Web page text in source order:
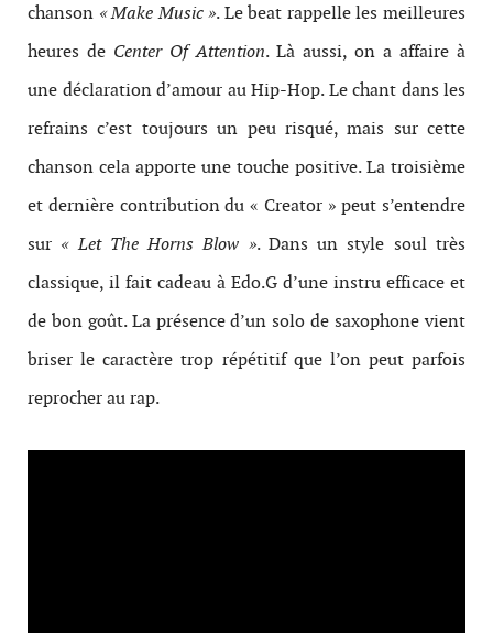
chanson « Make Music ». Le beat rappelle les meilleures
heures de Center Of Attention. Là aussi, on a affaire à
une déclaration d’amour au Hip-Hop. Le chant dans les
refrains c’est toujours un peu risqué, mais sur cette
chanson cela apporte une touche positive. La troisième
et dernière contribution du « Creator » peut s’entendre
sur « Let The Horns Blow ». Dans un style soul très
classique, il fait cadeau à Edo.G d’une instru efficace et
de bon goût. La présence d’un solo de saxophone vient
briser le caractère trop répétitif que l’on peut parfois
reprocher au rap.